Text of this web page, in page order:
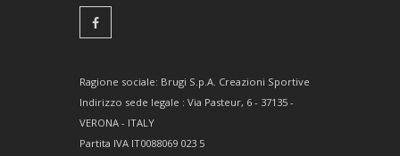
Ragione sociale: Brugi S.p.A. Creazioni Sportive
Indirizzo sede legale : Via Pasteur, 6 - 37135 -
VERONA - ITALY
Partita IVA IT0088069 023 5